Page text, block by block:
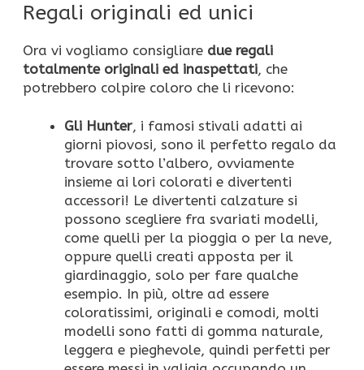
Regali originali ed unici
Ora vi vogliamo consigliare due regali
totalmente originali ed inaspettati, che
potrebbero colpire coloro che li ricevono:
Gli Hunter, i famosi stivali adatti ai
giorni piovosi, sono il perfetto regalo da
trovare sotto l’albero, ovviamente
insieme ai lori colorati e divertenti
accessori! Le divertenti calzature si
possono scegliere fra svariati modelli,
come quelli per la pioggia o per la neve,
oppure quelli creati apposta per il
giardinaggio, solo per fare qualche
esempio. In più, oltre ad essere
coloratissimi, originali e comodi, molti
modelli sono fatti di gomma naturale,
leggera e pieghevole, quindi perfetti per